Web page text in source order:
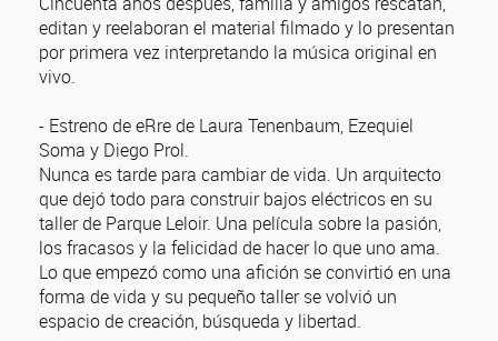
editan y reelaboran el material filmado y lo presentan
por primera vez interpretando la música original en
vivo.
- Estreno de eRre de Laura Tenenbaum, Ezequiel
Soma y Diego Prol.
Nunca es tarde para cambiar de vida. Un arquitecto
que dejó todo para construir bajos eléctricos en su
taller de Parque Leloir. Una película sobre la pasión,
los fracasos y la felicidad de hacer lo que uno ama.
Lo que empezó como una afición se convirtió en una
forma de vida y su pequeño taller se volvió un
espacio de creación, búsqueda y libertad.